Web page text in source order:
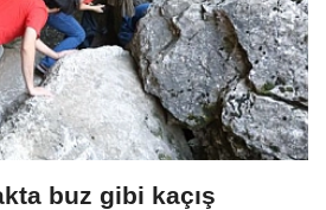
buz gibi kaçış